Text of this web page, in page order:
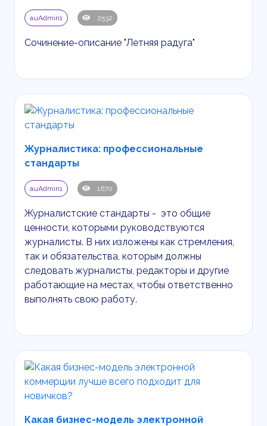
auAdmin1 2532
Сочинение-описание "Летняя радуга"
Журналистика: профессиональные
стандарты
auAdmin1 1670
Журналистские стандарты - это общие
ценности, которыми руководствуются
журналисты. В них изложены как стремления,
так и обязательства, которым должны
следовать журналисты, редакторы и другие
работающие на местах, чтобы ответственно
выполнять свою работу.
Какая бизнес-модель электронной